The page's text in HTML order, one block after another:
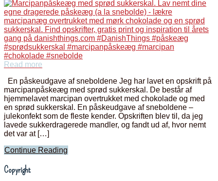
Read more
En påskeudgave af sneboldene Jeg har lavet en opskrift på
marcipanpåskeæg med sprød sukkerskal. De består af
hjemmelavet marcipan overtrukket med chokolade og med
en sprød sukkerskal. En påskeudgave af sneboldene –
julekonfekt som de fleste kender. Opskriften blev til, da jeg
lavede sukkerdragerede mandler, og fandt ud af, hvor nemt
det var at […]
Continue Reading
Copyright